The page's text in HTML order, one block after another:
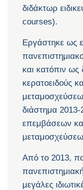
διδάκτωρ
courses).
Εργάστηκε ως
και κατόπιν ως
κερατοειδούς
διάστημα
επεμβάσεων
Από το 2013,
μεγάλες